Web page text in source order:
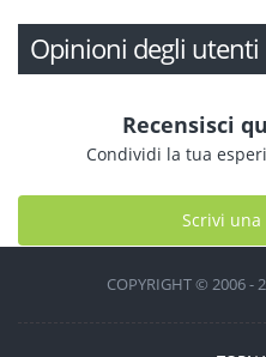
Opinioni degli utenti
Recensisci
Condividi la tua
Scrivi
COPYRIGHT © 2006 -